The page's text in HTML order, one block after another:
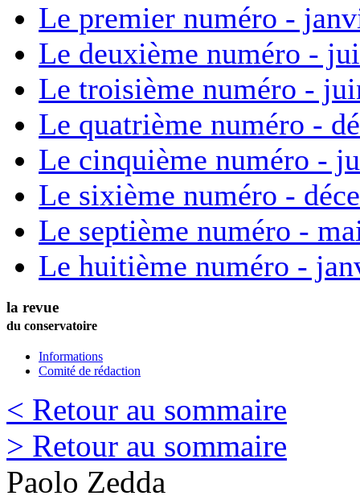
Le premier numéro -
Le deuxième numéro -
Le troisième numéro -
Le quatrième numéro -
Le cinquième numéro -
Le sixième numéro -
Le septième numéro -
Le huitième numéro -
la revue
du conservatoire
Informations
Comité de rédaction
< Retour au sommaire
> Retour au sommaire
Paolo Zedda